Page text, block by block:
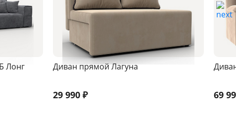
Лонг Диван прямой Лагуна
29 990 ₽ 69